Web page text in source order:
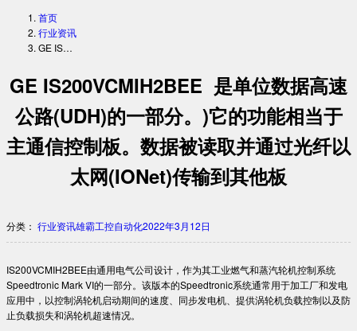
首页
行业资讯
GE IS…
GE IS200VCMIH2BEE 是单位数据高速
公路(UDH)的一部分。)它的功能相当于
主通信控制板。数据被读取并通过光纤以
太网(IONet)传输到其他板
分类： 行业资讯雄霸工控自动化2022年3月12日
IS200VCMIH2BEE由通用电气公司设计，作为其工业燃气和蒸汽轮机控制系统
Speedtronic Mark VI的一部分。该版本的Speedtronic系统通常用于加工厂和发电
应用中，以控制涡轮机启动期间的速度、同步发电机、提供涡轮机负载控制以及防
止负载损失和涡轮机超速情况。